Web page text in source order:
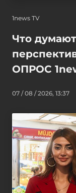
1news TV
Что
ОПРОС
07 / 08 / 2026, 13:37